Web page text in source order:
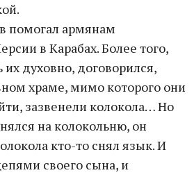
помогал армянам
в Карабах. Более того,
духовно, договорился,
храме, мимо которого они
зазвенели колокола… Но
на колокольню, он
кто-то снял язык. И
своего сына, и